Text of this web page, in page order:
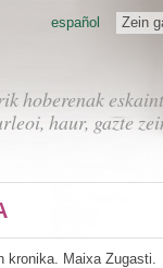
hoberenak
haur, gazte
Zein
español
kronika. Maixa Zugasti.